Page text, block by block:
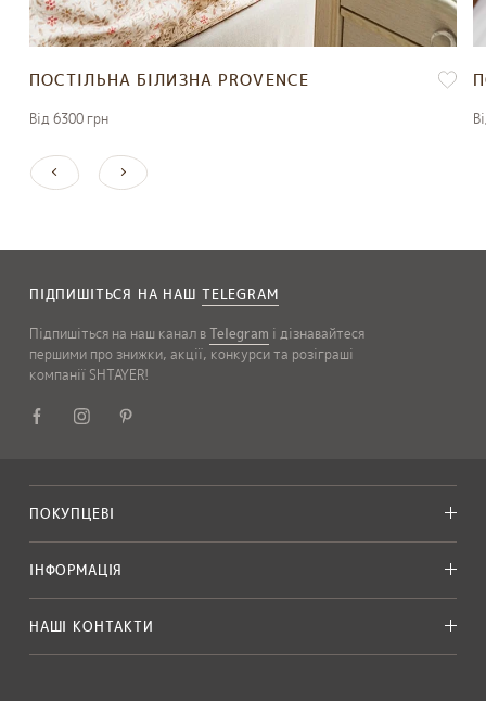
ПОСТІЛЬНА БІЛИЗНА PROVENCE
Вiд 6300 грн
ПІДПИШІТЬСЯ НА НАШ TELEGRAM
Підпишіться на наш канал вTelegram і дізнавайтеся
першими про знижки, акції, конкурси та розіграші
компанії SHTAYER!
ПОКУПЦЕВІ
ІНФОРМАЦІЯ
НАШІ КОНТАКТИ